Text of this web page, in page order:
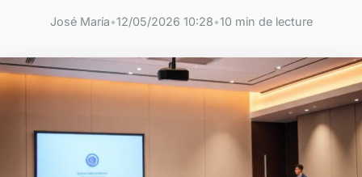
José María•12/05/2026 10:28•10 min de lecture